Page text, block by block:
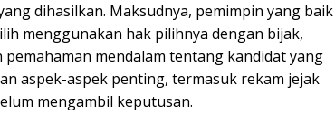
dihasilkan. Maksudnya, pemimpin yang baik
menggunakan hak pilihnya dengan bijak,
mendalam tentang kandidat yang
aspek-aspek penting, termasuk rekam jejak
mengambil keputusan.